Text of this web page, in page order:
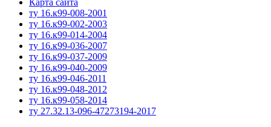
ту 16.к99-008-2001
ту 16.к99-002-2003
ту 16.к99-014-2004
ту 16.к99-036-2007
ту 16.к99-037-2009
ту 16.к99-040-2009
ту 16.к99-046-2011
ту 16.к99-048-2012
ту 16.к99-058-2014
ту 27.32.13-096-47273194-2017